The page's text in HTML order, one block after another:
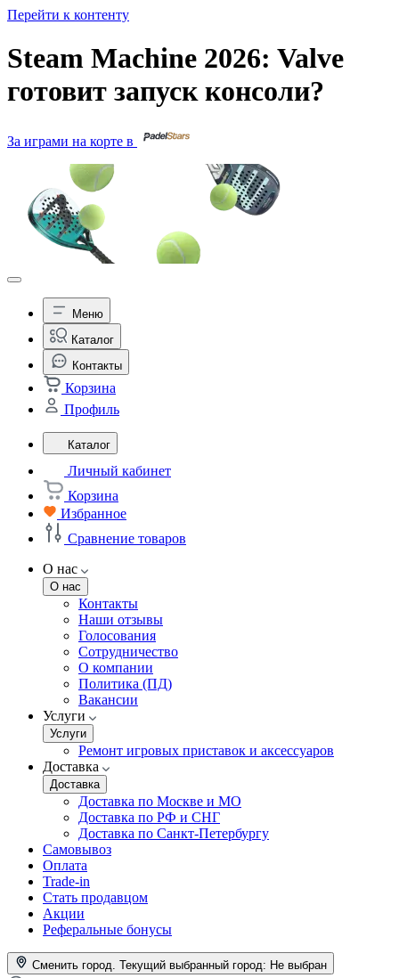
Перейти к контенту
Steam Machine 2026: Valve
готовит запуск консоли?
За играми на корте в
Меню
Каталог
Контакты
Корзина
Профиль
Каталог
Личный кабинет
Корзина
Избранное
Сравнение товаров
О нас
О нас
Контакты
Наши отзывы
Голосования
Сотрудничество
О компании
Политика (ПД)
Вакансии
Услуги
Услуги
Ремонт игровых приставок и аксессуаров
Доставка
Доставка
Доставка по Москве и МО
Доставка по РФ и СНГ
Доставка по Санкт-Петербургу
Самовывоз
Оплата
Trade-in
Стать продавцом
Акции
Реферальные бонусы
Сменить город. Текущий выбранный город: Не выбран